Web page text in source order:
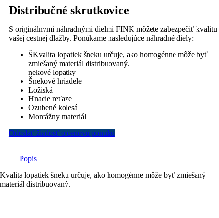
Distribučné skrutkovice
S originálnymi náhradnými dielmi FINK môžete zabezpečiť kvalitu
vašej cestnej dlažby. Ponúkame nasledujúce náhradné diely:
ŠKvalita lopatiek šneku určuje, ako homogénne môže byť
zmiešaný materiál distribuovaný.
nekové lopatky
Šnekové hriadele
Ložiská
Hnacie reťaze
Ozubené kolesá
Montážny materiál
Odoslať žiadosť o cenovú ponuku
Popis
Kvalita lopatiek šneku určuje, ako homogénne môže byť zmiešaný
materiál distribuovaný.